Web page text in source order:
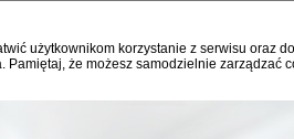
użytkownikom korzystanie z serwisu oraz
Pamiętaj, że możesz samodzielnie